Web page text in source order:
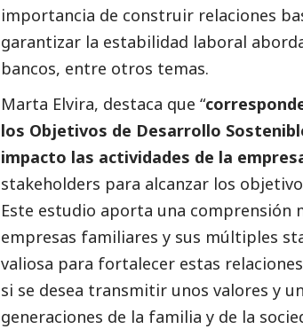
importancia de construir relaciones
garantizar la estabilidad laboral
bancos, entre otros temas.
Marta Elvira, destaca que “
los Objetivos de Desarrollo
impacto las actividades de la
stakeholders para alcanzar los
Este estudio aporta una comprensión
empresas familiares y sus múltiples
valiosa para fortalecer estas
si se desea transmitir unos valores y
generaciones de la familia y de la